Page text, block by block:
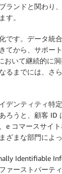
ランドと関わり
す。
です。データ統
てから、サポー
おいて継続的に
るまでには、さ
デンティティ特
ろうと、顧客 ID
e コマースサイ
ざまな部門によ
Identifiable
ァーストパーテ